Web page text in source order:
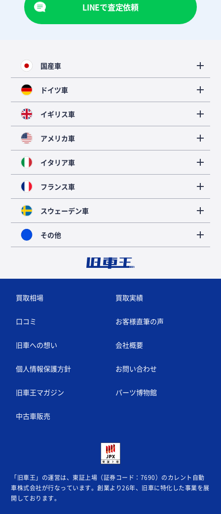
LINEで査定依頼
国産車
ドイツ車
イギリス車
アメリカ車
イタリア車
フランス車
スウェーデン車
その他
買取相場 買取実績
口コミ お客様直筆の声
旧車への想い 会社概要
個人情報保護方針 お問い合わせ
旧車王マガジン パーツ博物館
中古車販売
「旧車王」の運営は、東証上場（証券コード：7690）のカレント自動
車株式会社が行なっています。創業より26年、旧車に特化した事業を展
開しております。